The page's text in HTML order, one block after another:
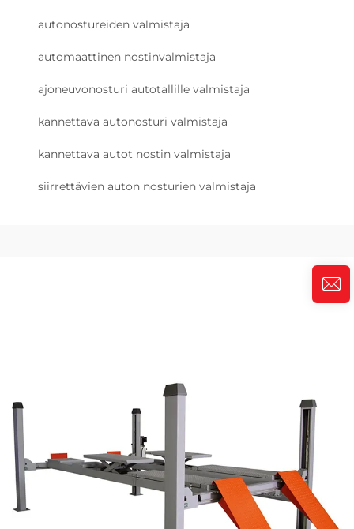
autonostureiden valmistaja
automaattinen nostinvalmistaja
ajoneuvonosturi autotallille valmistaja
kannettava autonosturi valmistaja
kannettava autot nostin valmistaja
siirrettävien auton nosturien valmistaja